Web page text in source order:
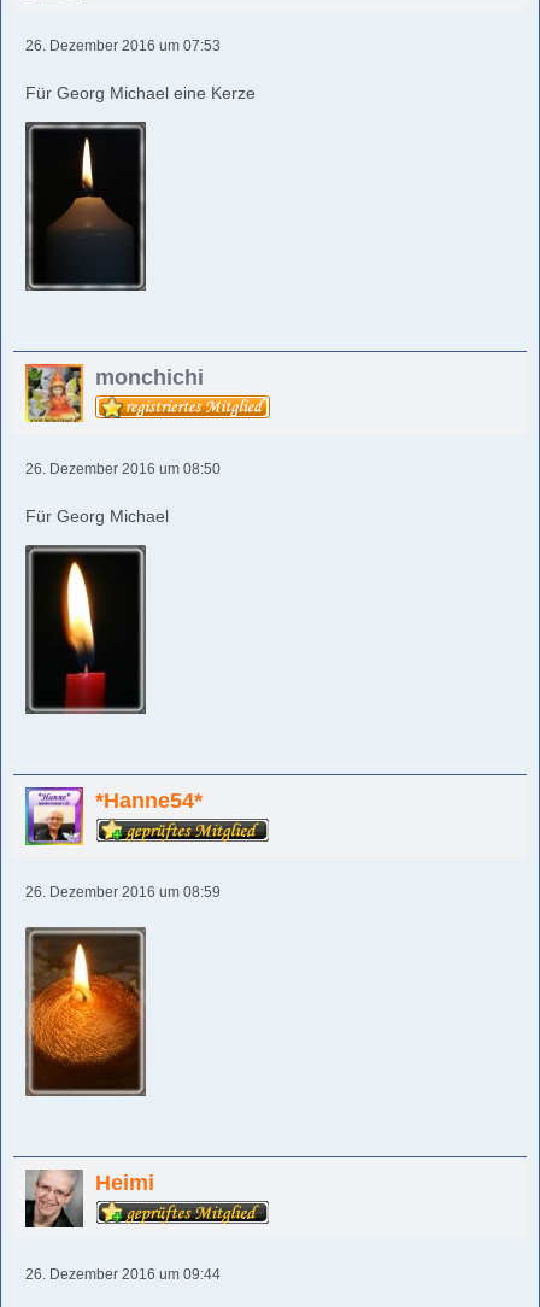
26. Dezember 2016 um 07:53
Für Georg Michael eine Kerze
monchichi
26. Dezember 2016 um 08:50
Für Georg Michael
*Hanne54*
26. Dezember 2016 um 08:59
Heimi
26. Dezember 2016 um 09:44